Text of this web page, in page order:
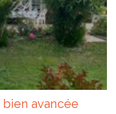
avancée